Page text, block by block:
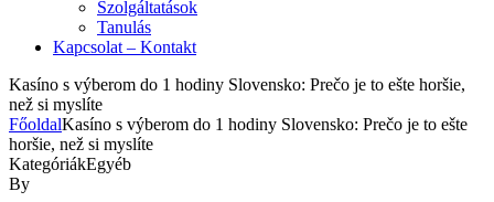
Szolgáltatások
Tanulás
Kapcsolat – Kontakt
Kasíno s výberom do 1 hodiny Slovensko: Prečo je to ešte horšie,
než si myslíte
FőoldalKasíno s výberom do 1 hodiny Slovensko: Prečo je to ešte
horšie, než si myslíte
KategóriákEgyéb
By